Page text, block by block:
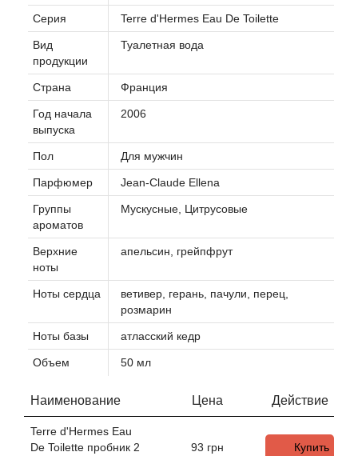
Серия Terre d'Hermes Eau De Toilette
Вид
продукции
Туалетная вода
Страна Франция
Год начала
выпуска
2006
Пол Для мужчин
Парфюмер Jean-Claude Ellena
Группы
ароматов
Мускусные, Цитрусовые
Верхние
ноты
апельсин, грейпфрут
Ноты сердца
ветивер, герань, пачули, перец,
розмарин
Ноты базы атласский кедр
Объем 50 мл
Наименование Цена Действие
Terre d'Hermes Eau
De Toilette пробник 2
93 грн Купить
Affinessence
Afnan
Agatha Ruiz de la Prada
Agent Provocateur
Agonist
Aigner
Aj Arabia (Widian)
Al Haramain
Alaia Paris